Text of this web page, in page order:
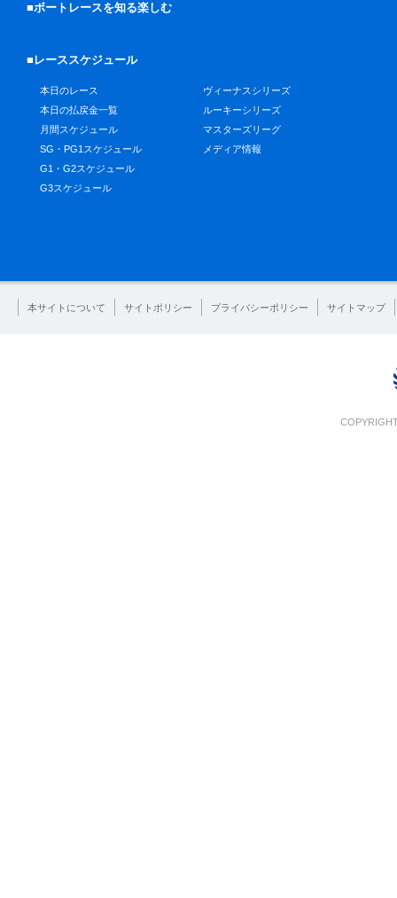
■ボートレースを知る楽しむ
■レーススケジュール
本日のレース
本日の払戻金一覧
月間スケジュール
SG・PG1スケジュール
G1・G2スケジュール
G3スケジュール
ヴィーナスシリーズ
ルーキーシリーズ
マスターズリーグ
メディア情報
本サイトについて サイトポリシー プライバシーポリシー サイトマップ